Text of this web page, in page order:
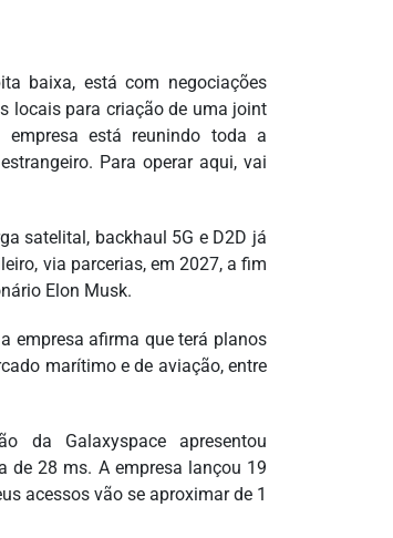
baixa, está com negociações
locais para criação de uma joint
empresa está reunindo toda a
Para operar aqui, vai
satelital, backhaul 5G e D2D já
via parcerias, em 2027, a fim
Elon Musk.
empresa afirma que terá planos
marítimo e de aviação, entre
da Galaxyspace apresentou
de 28 ms. A empresa lançou 19
acessos vão se aproximar de 1